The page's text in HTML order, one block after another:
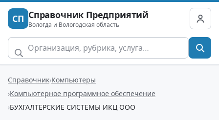
СП Справочник Предприятий
Вологда и Вологодская область
Справочник Компьютеры
Компьютерное программное обеспечение
БУХГАЛТЕРСКИЕ СИСТЕМЫ ИКЦ ООО